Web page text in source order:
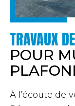
TRAVAUX
POUR
À l’écoute de